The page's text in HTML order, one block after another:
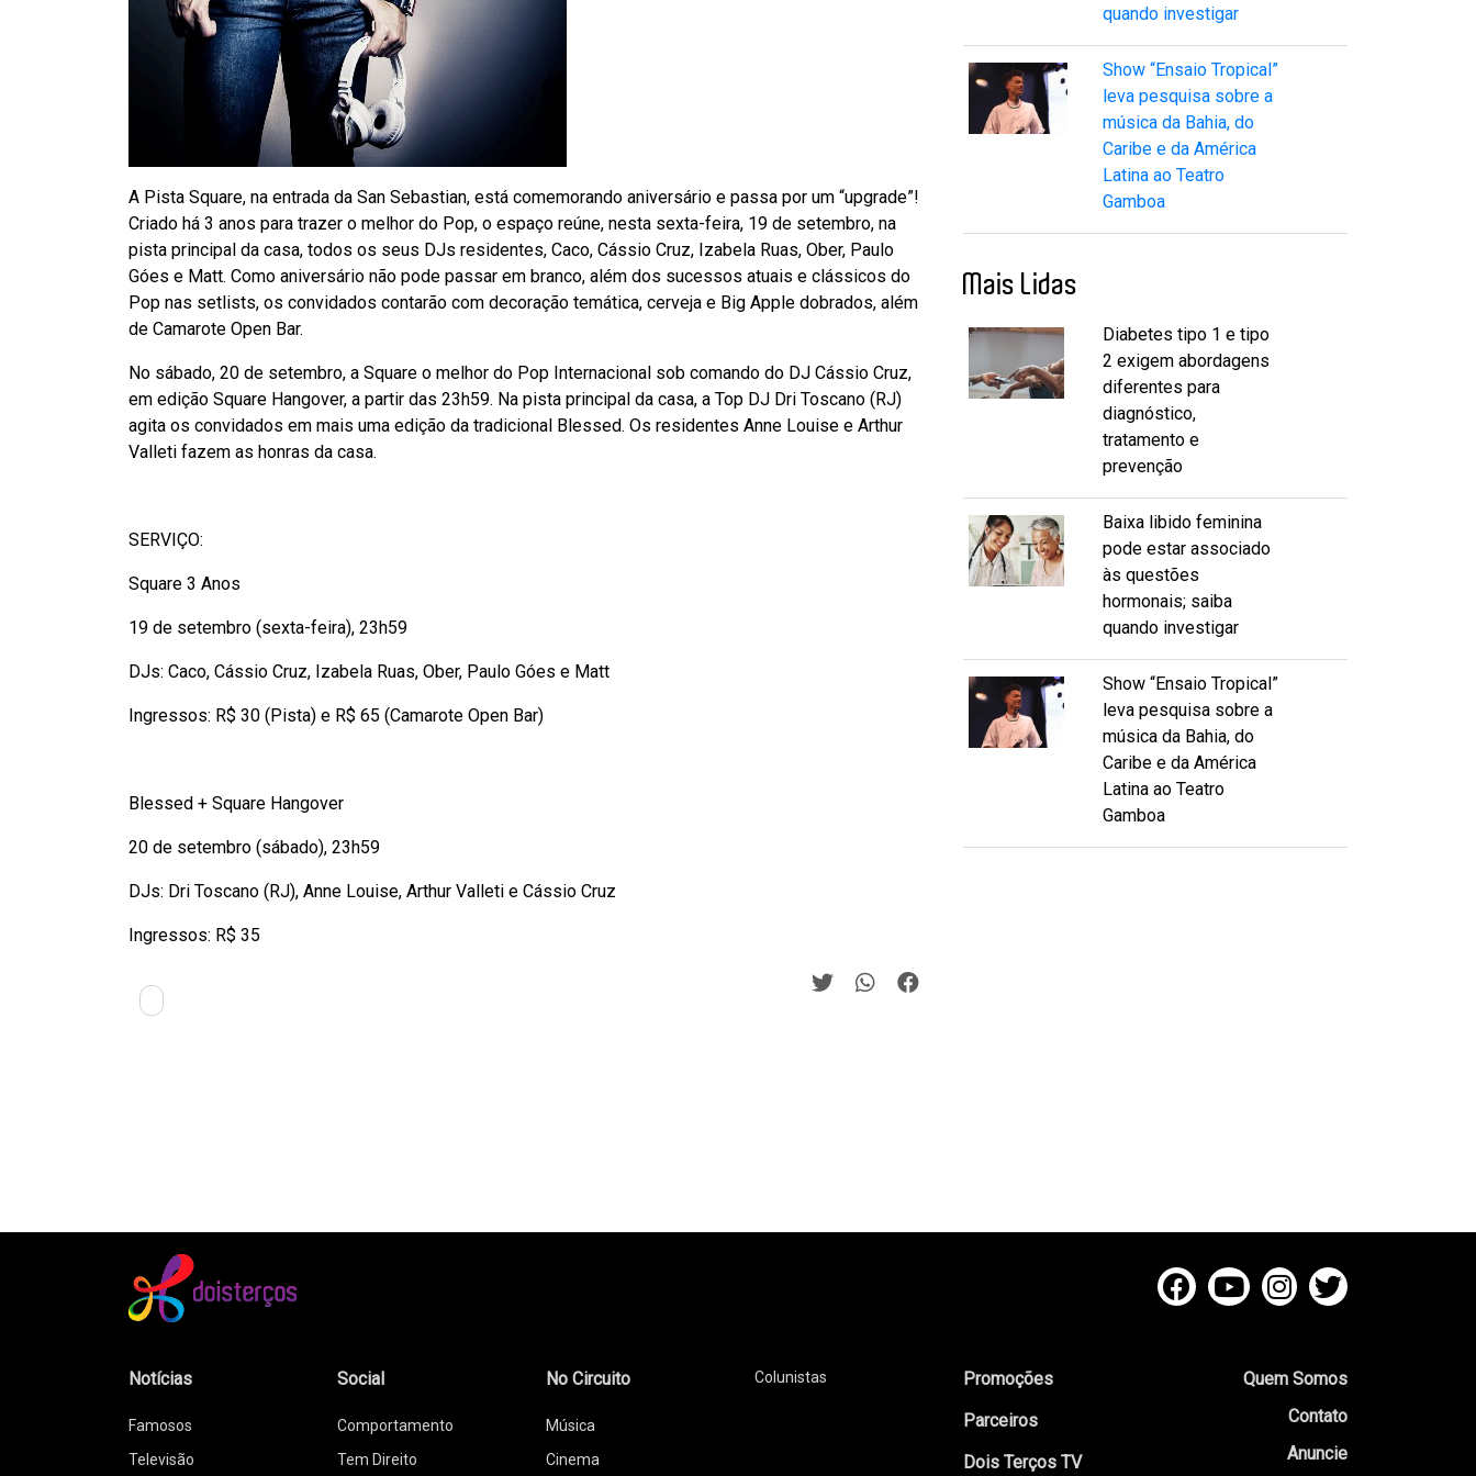
A Pista Square, na entrada da San Sebastian, está comemorando aniversário e passa por um “upgrade”!
Criado há 3 anos para trazer o melhor do Pop, o espaço reúne, nesta sexta-feira, 19 de setembro, na
pista principal da casa, todos os seus DJs residentes, Caco, Cássio Cruz, Izabela Ruas, Ober, Paulo
Góes e Matt. Como aniversário não pode passar em branco, além dos sucessos atuais e clássicos do
Pop nas setlists, os convidados contarão com decoração temática, cerveja e Big Apple dobrados, além
de Camarote Open Bar.
No sábado, 20 de setembro, a Square o melhor do Pop Internacional sob comando do DJ Cássio Cruz,
em edição Square Hangover, a partir das 23h59. Na pista principal da casa, a Top DJ Dri Toscano (RJ)
agita os convidados em mais uma edição da tradicional Blessed. Os residentes Anne Louise e Arthur
Valleti fazem as honras da casa.
SERVIÇO:
Square 3 Anos
19 de setembro (sexta-feira), 23h59
DJs: Caco, Cássio Cruz, Izabela Ruas, Ober, Paulo Góes e Matt
Ingressos: R$ 30 (Pista) e R$ 65 (Camarote Open Bar)
Blessed + Square Hangover
20 de setembro (sábado), 23h59
DJs: Dri Toscano (RJ), Anne Louise, Arthur Valleti e Cássio Cruz
Ingressos: R$ 35
quando investigar
Show “Ensaio Tropical”
leva pesquisa sobre a
música da Bahia, do
Caribe e da América
Latina ao Teatro
Gamboa
Mais Lidas
Diabetes tipo 1 e tipo
2 exigem abordagens
diferentes para
diagnóstico,
tratamento e
prevenção
Baixa libido feminina
pode estar associado
às questões
hormonais; saiba
quando investigar
Show “Ensaio Tropical”
leva pesquisa sobre a
música da Bahia, do
Caribe e da América
Latina ao Teatro
Gamboa
Notícias
Famosos
Televisão
Social
Comportamento
Tem Direito
No Circuito
Música
Cinema
Colunistas
Promoções
Parceiros
Dois Terços TV
Quem Somos
Contato
Anuncie